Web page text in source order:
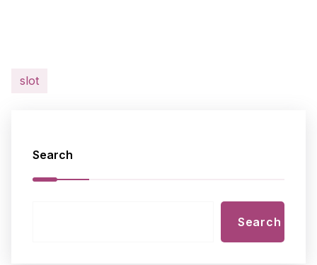
slot
Search
Search